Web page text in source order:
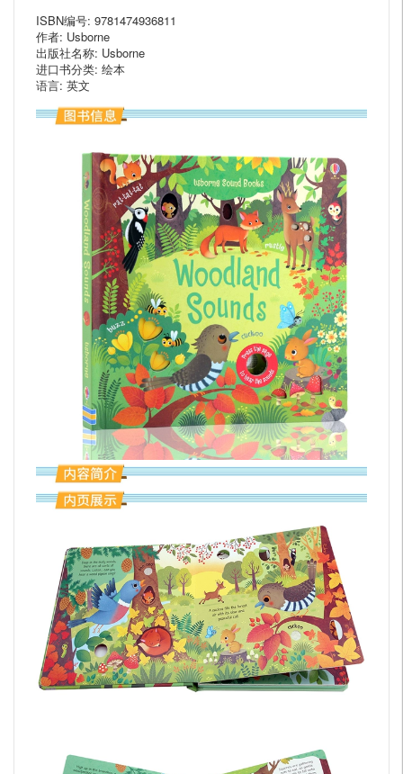
ISBN编号: 9781474936811
作者: Usborne
出版社名称: Usborne
进口书分类: 绘本
语言: 英文